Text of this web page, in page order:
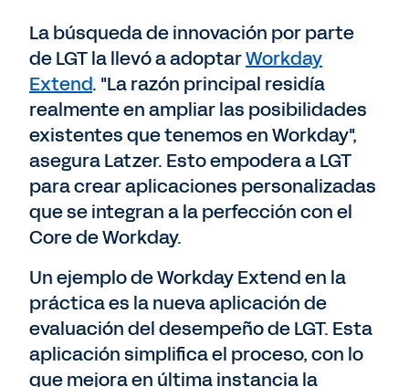
La búsqueda de innovación por parte
de LGT la llevó a adoptarWorkday
Extend. "La razón principal residía
realmente en ampliar las posibilidades
existentes que tenemos en Workday",
asegura Latzer. Esto empodera a LGT
para crear aplicaciones personalizadas
que se integran a la perfección con el
Core de Workday.
Un ejemplo de Workday Extend en la
práctica es la nueva aplicación de
evaluación del desempeño de LGT. Esta
aplicación simplifica el proceso, con lo
que mejora en última instancia la